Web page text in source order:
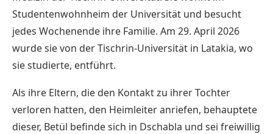
Studentenwohnheim der Universität und besucht
jedes Wochenende ihre Familie. Am 29. April 2026
wurde sie von der Tischrin-Universität in Latakia, wo
sie studierte, entführt.
Als ihre Eltern, die den Kontakt zu ihrer Tochter
verloren hatten, den Heimleiter anriefen, behauptete
dieser, Betül befinde sich in Dschabla und sei freiwillig